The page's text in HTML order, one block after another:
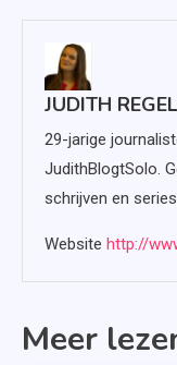
JUDITH
29-jarige
JudithBlogtSolo.
schrijven en
Website http://
Meer